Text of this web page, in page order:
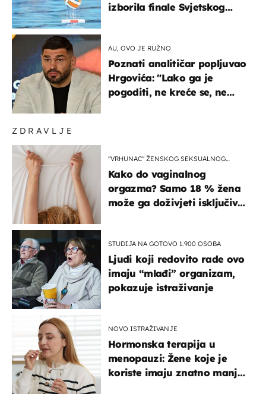
ZDRAVLJE
"VRHUNAC" ŽENSKOG SEKSUALNOG
Kako do vaginalnog
orgazma? Samo 18 % žena
može ga doživjeti isključivo
STUDIJA NA GOTOVO 1.900 OSOBA
Ljudi koji redovito rade ovo
imaju “mlađi” organizam,
pokazuje istraživanje
NOVO ISTRAŽIVANJE
Hormonska terapija u
menopauzi: Žene koje je
koriste imaju znatno manji
izborila finale Svjetskog
AU, OVO JE RUŽNO
Poznati analitičar popljuvao
Hrgovića: "Lako ga je
pogoditi, ne kreće se, ne